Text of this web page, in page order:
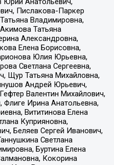
Пислакова-Паркер
Владимировна,
Татьяна
Александровна,
Елена Борисовна,
Юлия Юрьевна,
Светлана Сергеевна,
Щур Татьяна Михайловна,
Андрей Юрьевич,
Валентин Михайлович,
Ирина Анатольевна,
Вититинова Елена
Куприяновна,
Беляев Сергей Иванович,
Светлана
Буртина Елена
Кокорина